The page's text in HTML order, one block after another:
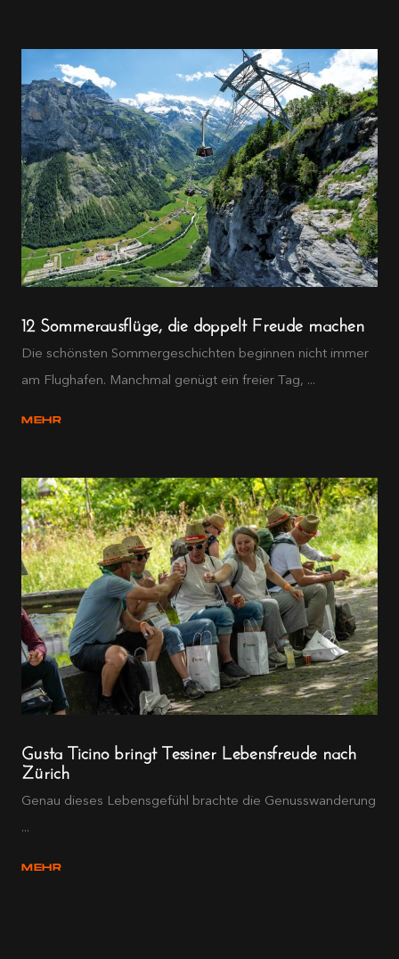
12 Sommerausflüge, die doppelt Freude machen
Die schönsten Sommergeschichten beginnen nicht immer
am Flughafen. Manchmal genügt ein freier Tag, ...
MEHR
Gusta Ticino bringt Tessiner Lebensfreude nach
Zürich
Genau dieses Lebensgefühl brachte die Genusswanderung
...
MEHR